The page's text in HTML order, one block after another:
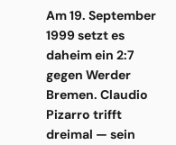
Am 19. September
1999 setzt es
daheim ein 2:7
gegen Werder
Bremen. Claudio
Pizarro trifft
dreimal — sein